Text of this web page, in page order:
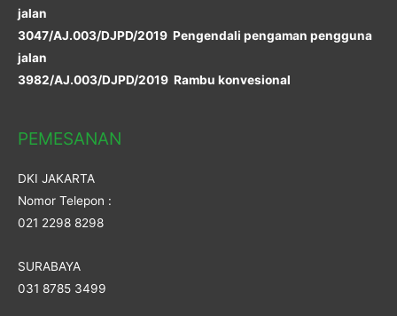
jalan
3047/AJ.003/DJPD/2019 Pengendali pengaman pengguna
jalan
3982/AJ.003/DJPD/2019 Rambu konvesional
PEMESANAN
DKI JAKARTA
Nomor Telepon :
021 2298 8298
SURABAYA
031 8785 3499